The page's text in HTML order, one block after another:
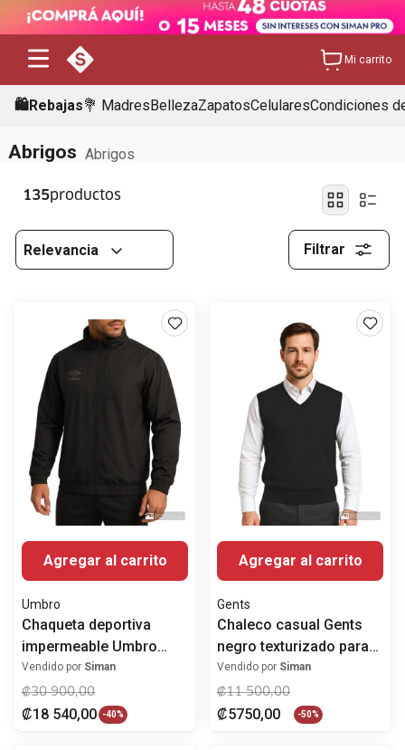
Mi carrito
🛍️Rebajas💐 MadresBellezaZapatosCelularesCondiciones
Abrigos Abrigos
135
Relevancia Filtrar
Agregar al carrito
Umbro
Chaqueta deportiva
impermeable Umbro
negra sólida para
hombre
Vendido por Siman
₡30 900,00
₡18 540,00 -40%
Agregar al carrito
Gents
Chaleco casual Gents
negro texturizado para
hombre
Vendido por Siman
₡11 500,00
₡5750,00 -50%